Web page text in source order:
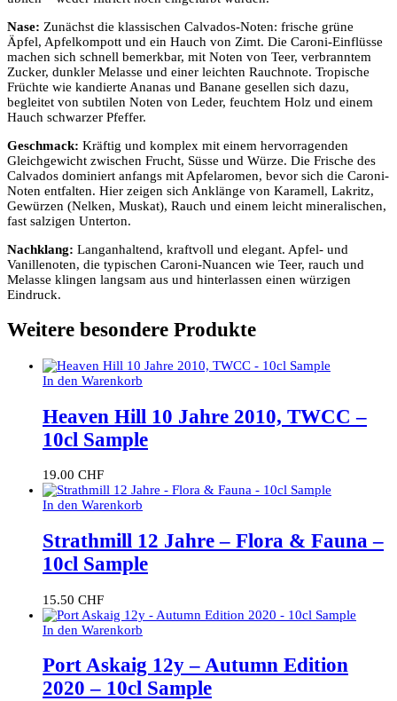
Nase: Zunächst die klassischen Calvados-Noten: frische grüne
Äpfel, Apfelkompott und ein Hauch von Zimt. Die Caroni-Einflüsse
machen sich schnell bemerkbar, mit Noten von Teer, verbranntem
Zucker, dunkler Melasse und einer leichten Rauchnote. Tropische
Früchte wie kandierte Ananas und Banane gesellen sich dazu,
begleitet von subtilen Noten von Leder, feuchtem Holz und einem
Hauch schwarzer Pfeffer.
Geschmack: Kräftig und komplex mit einem hervorragenden
Gleichgewicht zwischen Frucht, Süsse und Würze. Die Frische des
Calvados dominiert anfangs mit Apfelaromen, bevor sich die Caroni-
Noten entfalten. Hier zeigen sich Anklänge von Karamell, Lakritz,
Gewürzen (Nelken, Muskat), Rauch und einem leicht mineralischen,
fast salzigen Unterton.
Nachklang: Langanhaltend, kraftvoll und elegant. Apfel- und
Vanillenoten, die typischen Caroni-Nuancen wie Teer, rauch und
Melasse klingen langsam aus und hinterlassen einen würzigen
Eindruck.
Weitere besondere Produkte
In den Warenkorb
Heaven Hill 10 Jahre 2010, TWCC –
10cl Sample
19.00 CHF
In den Warenkorb
Strathmill 12 Jahre – Flora & Fauna –
10cl Sample
15.50 CHF
In den Warenkorb
Port Askaig 12y – Autumn Edition
2020 – 10cl Sample